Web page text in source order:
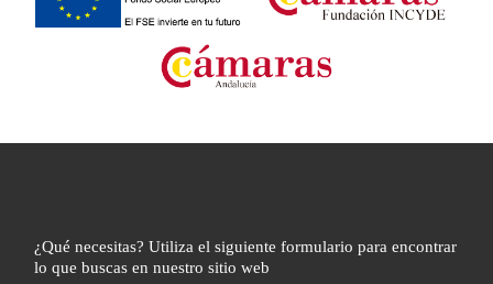
¿Qué necesitas? Utiliza el siguiente formulario para encontrar
lo que buscas en nuestro sitio web